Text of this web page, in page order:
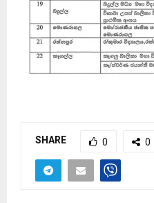
SHARE 0 0